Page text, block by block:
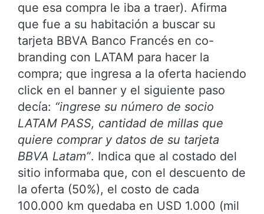
que esa compra le iba a traer). Afirma
que fue a su habitación a buscar su
tarjeta BBVA Banco Francés en co-
branding con LATAM para hacer la
compra; que ingresa a la oferta haciendo
click en el banner y el siguiente paso
decía: “ingrese su número de socio
LATAM PASS, cantidad de millas que
quiere comprar y datos de su tarjeta
BBVA Latam”. Indica que al costado del
sitio informaba que, con el descuento de
la oferta (50%), el costo de cada
100.000 km quedaba en USD 1.000 (mil